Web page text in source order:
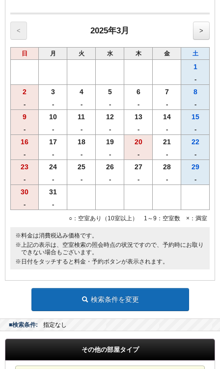
完備。
・ご宿泊者様専用の大浴場をご利用いただけます。
< 2025年3月 >
日 月 火 水 木 金 土
1
-
2
-
3
-
4
-
5
-
6
-
7
-
8
-
9
-
10
-
11
-
12
-
13
-
14
-
15
-
16
-
17
-
18
-
19
-
20
-
21
-
22
-
23
-
24
-
25
-
26
-
27
-
28
-
29
-
30
-
31
-
○：空室あり（10室以上） 1～9：空室数 ×：満室
※料金は消費税込み価格です。
※上記の表示は、空室検索の照会時点の状況ですので、予約時にお取り
できない場合もございます。
※日付をタッチすると料金・予約ボタンが表示されます。
検索条件を変更
■検索条件: 指定なし
その他の部屋タイプ